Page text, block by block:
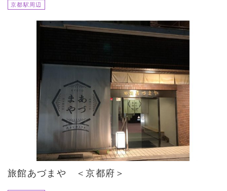
京都駅周辺
旅館あづまや ＜京都府＞